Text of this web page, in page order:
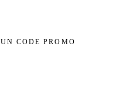
CODE PROMO